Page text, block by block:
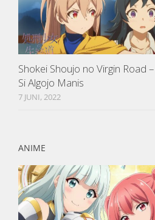
Shokei Shoujo no Virgin Road
Si Algojo Manis
7 JUNI, 2022
ANIME